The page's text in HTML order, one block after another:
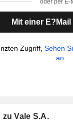
oder per E-
Mit einer
Zugriff,Sehen
an.
Vale S.A.